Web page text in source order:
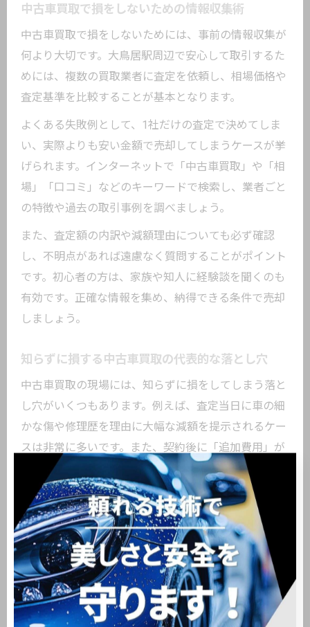
中古車買取で損をしないための情報収集術
中古車買取で損をしないためには、事前の情報収集が
何より大切です。大鳥居駅周辺で安心して取引するた
めには、複数の買取業者に査定を依頼し、相場価格や
査定基準を比較することが基本となります。
よくある失敗例として、1社だけの査定で決めてしま
い、実際よりも安い金額で売却してしまうケースが挙
げられます。インターネットで「中古車買取」や「相
場」「口コミ」などのキーワードで検索し、業者ごと
の特徴や過去の取引事例を調べましょう。
また、査定額の内訳や減額理由についても必ず確認
し、不明点があれば遠慮なく質問することがポイント
です。初心者の方は、家族や知人に経験談を聞くのも
有効です。正確な情報を集め、納得できる条件で売却
しましょう。
知らずに損する中古車買取の代表的な落とし穴
中古車買取の現場には、知らずに損をしてしまう落と
し穴がいくつもあります。例えば、査定当日に車の細
かな傷や修理歴を理由に大幅な減額を提示されるケー
スは非常に多いです。また、契約後に「追加費用」が
発生し、想定外の出費を強いられることもあります。
こうしたリスクを避けるには、査定前に車の状態を自
分でも把握し、修復歴や事故歴については正直に申告
することが重要です。さらに、契約書に記載されてい
る内容を細かく確認し、特約事項やキャンセル規定も
チェックしましょう。
特に「契約書の内容をよく読まずにサインしてしまっ